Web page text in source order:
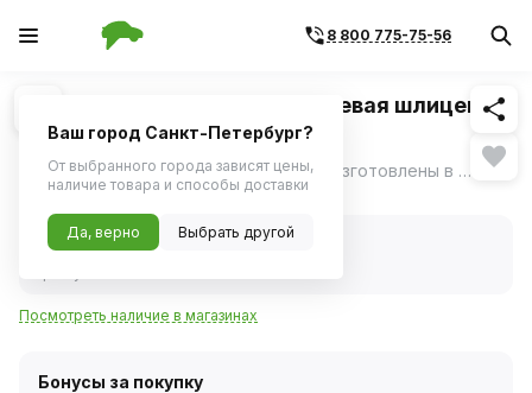
8 800 775-75-56
1/1 Похожие
Отвертка Jonnesway стержневая шлицевая
ANTI-SLIP GRIP, SL3.0х60 мм
Отвертки серии D71 "ANTI-SLIP GRIP" изготовлены в соответствии с требованиями стандарта DIN 5262, отвечают техническим условиям ГОСТ 17199-88. ещё
Нет в наличии
Нет в наличии
Посмотреть наличие в магазинах
Бонусы за покупку
Ваш город Санкт-Петербург?
От выбранного города зависят цены,
наличие товара и способы доставки
Да, верно Выбрать другой